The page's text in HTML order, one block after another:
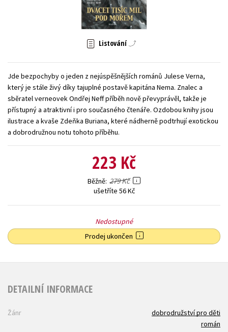
Zahraniční literatura
Všechny tituly
Listování
Jde bezpochyby o jeden z nejúspěšnějších románů Julese Verna,
který je stále živý díky tajuplné postavě kapitána Nema. Znalec a
sběratel verneovek Ondřej Neff příběh nově převyprávěl, takže je
přístupný a atraktivní i pro současného čtenáře. Ozdobou knihy jsou
ilustrace a kvaše Zdeňka Buriana, které nádherně podtrhují exotickou
a dobrodružnou notu tohoto příběhu.
223 Kč
Běžně 279 Kč
ušetříte 56 Kč
Nedostupné
Prodej ukončen
DETAILNÍ INFORMACE
Žánr
dobrodružství pro děti
román